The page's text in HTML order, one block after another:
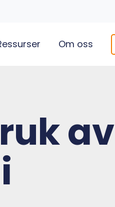
Om oss
av